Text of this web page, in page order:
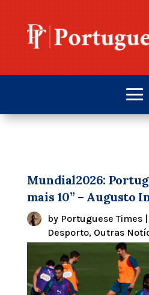
Mundial2026:
mais 10” – Augusto
by Portuguese Times|
Desporto, Outras